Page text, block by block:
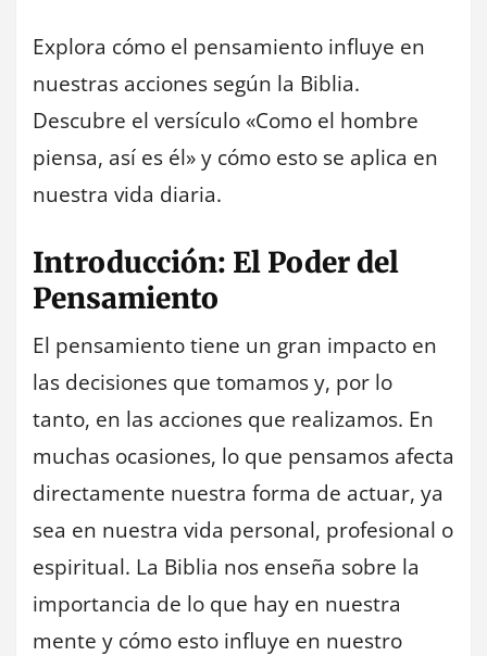
Explora cómo el pensamiento influye en
nuestras acciones según la Biblia.
Descubre el versículo «Como el hombre
piensa, así es él» y cómo esto se aplica en
nuestra vida diaria.
Introducción: El Poder del
Pensamiento
El pensamiento tiene un gran impacto en
las decisiones que tomamos y, por lo
tanto, en las acciones que realizamos. En
muchas ocasiones, lo que pensamos afecta
directamente nuestra forma de actuar, ya
sea en nuestra vida personal, profesional o
espiritual. La Biblia nos enseña sobre la
importancia de lo que hay en nuestra
mente y cómo esto influye en nuestro